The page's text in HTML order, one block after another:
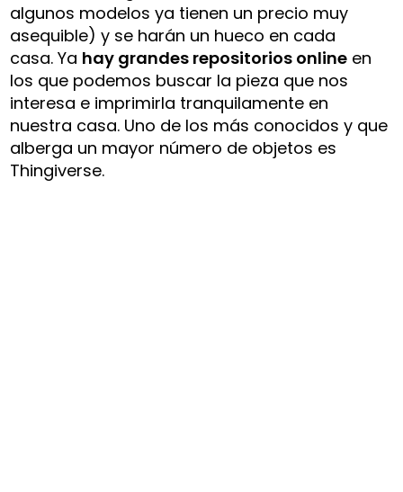
algunos modelos ya tienen un precio muy
asequible) y se harán un hueco en cada
casa. Ya hay grandes repositorios online en
los que podemos buscar la pieza que nos
interesa e imprimirla tranquilamente en
nuestra casa. Uno de los más conocidos y que
alberga un mayor número de objetos es
Thingiverse.